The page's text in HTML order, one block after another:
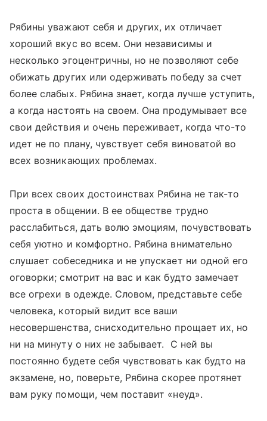
Рябины уважают себя и других, их отличает
хороший вкус во всем. Они независимы и
несколько эгоцентричны, но не позволяют себе
обижать других или одерживать победу за счет
более слабых. Рябина знает, когда лучше уступить,
а когда настоять на своем. Она продумывает все
свои действия и очень переживает, когда что-то
идет не по плану, чувствует себя виноватой во
всех возникающих проблемах.
При всех своих достоинствах Рябина не так-то
проста в общении. В ее обществе трудно
расслабиться, дать волю эмоциям, почувствовать
себя уютно и комфортно. Рябина внимательно
слушает собеседника и не упускает ни одной его
оговорки; смотрит на вас и как будто замечает
все огрехи в одежде. Словом, представьте себе
человека, который видит все ваши
несовершенства, снисходительно прощает их, но
ни на минуту о них не забывает. С ней вы
постоянно будете себя чувствовать как будто на
экзамене, но, поверьте, Рябина скорее протянет
вам руку помощи, чем поставит «неуд».